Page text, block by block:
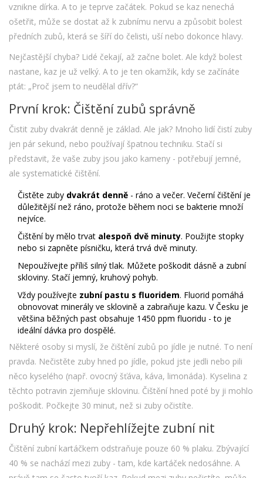
vznikne dírka. A to je teprve začátek. Pokud se kaz nenechá
ošetřit, může se dostat až k zubnímu nervu a způsobit bolest
předních zubů, která se šíří do čelisti, uší nebo dokonce hlavy.
Nejčastější chyba? Lidé čekají, až začne bolet. Ale když bolest
nastane, kaz je už velký. A to je ten okamžik, kdy se začínáte
ptát: „Proč jsem to neudělal dřív?“
První krok: Čištění zubů správně
Čistit zuby dvakrát denně je základ. Ale jak? Mnoho lidí čistí zuby
jen pár sekund, nebo používají špatnou techniku. Stačí si
představit, že vaše zuby jsou jako kameny - potřebují jemné,
ale systematické čištění.
Čistěte zuby dvakrát denně - ráno a večer. Večerní čištění je
důležitější než ráno, protože během noci se bakterie množí
nejvíce.
Čištění by mělo trvat alespoň dvě minuty. Použijte stopky
nebo si zapněte písničku, která trvá dvě minuty.
Nepoužívejte příliš silný tlak. Můžete poškodit dásně a zubní
skloviny. Stačí jemný, kruhový pohyb.
Vždy používejte zubní pastu s fluoridem. Fluorid pomáhá
obnovovat minerály ve sklovině a zabraňuje kazu. V Česku je
většina běžných past obsahuje 1450 ppm fluoridu - to je
ideální dávka pro dospělé.
Některé osoby si myslí, že čištění zubů po jídle je nutné. To není
pravda. Nečistěte zuby hned po jídle, pokud jste jedli nebo pili
něco kyselého (např. ovocný šťáva, káva, limonáda). Kyselina z
těchto potravin zjemňuje sklovinu. Čištění hned poté by ji mohlo
poškodit. Počkejte 30 minut, než si zuby očistíte.
Druhý krok: Nepřehlížejte zubní nit
Čištění zubní kartáčkem odstraňuje pouze 60 % plaku. Zbývající
40 % se nachází mezi zuby - tam, kde kartáček nedosáhne. A